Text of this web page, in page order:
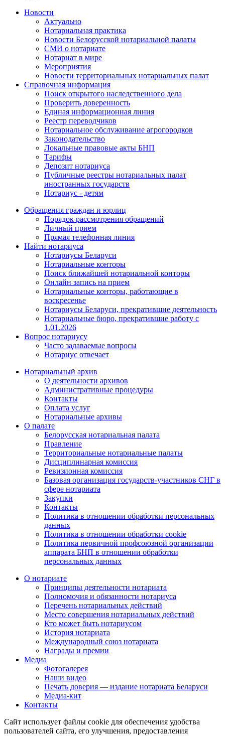
Новости
Актуально
Нотариальная практика
Новости Белорусской нотариальной палаты
СМИ о нотариате
Нотариат в мире
Мероприятия
Новости территориальных нотариальных палат
Справочная информация
Поиск открытого наследственного дела
Проверить доверенность
Единая информационная линия
Реестр переводчиков
Нотариальное обслуживание агрогородков
Законодательство
Локальные правовые акты БНП
Тарифы
Депозит нотариуса
Публичные реестры нотариальных палат
иностранных государств
Нотариус - детям
Обращения граждан и юрлиц
Порядок рассмотрения обращений
Личный прием
Прямая телефонная линия
Найти нотариуса
Нотариусы Беларуси
Нотариальные конторы
Поиск ближайшей нотариальной конторы
Онлайн запись на прием
Нотариальные конторы, работающие в
воскресенье
Нотариусы Беларуси, прекратившие деятельность
Нотариальные бюро, прекратившие работу с
1.01.2026
Вопрос нотариусу
Часто задаваемые вопросы
Нотариус отвечает
Нотариальный архив
О деятельности архивов
Административные процедуры
Контакты
Оплата услуг
Нотариальные архивы
О палате
Белорусская нотариальная палата
Правление
Территориальные нотариальные палаты
Дисциплинарная комиссия
Ревизионная комиссия
Базовая организация государств-участников СНГ в
сфере нотариата
Закупки
Контакты
Политика в отношении обработки персональных
данных
Политика в отношении обработки cookie
Политика первичной профсоюзной организации
аппарата БНП в отношении обработки
персональных данных
О нотариате
Принципы деятельности нотариата
Полномочия и обязанности нотариуса
Перечень нотариальных действий
Место совершения нотариальных действий
Кто может быть нотариусом
История нотариата
Международный союз нотариата
Награды и премии
Медиа
Фотогалерея
Наши видео
Печать доверия — издание нотариата Беларуси
Медиа-кит
Контакты
Сайт использует файлы cookie для обеспечения удобства
пользователей сайта, его улучшения, предоставления